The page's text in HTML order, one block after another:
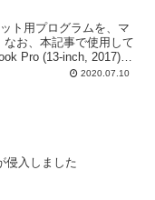
ト用プログラムを、マ
お、本記事で使用して
Pro (13-inch, 2017)
2020.07.10
侵入しました